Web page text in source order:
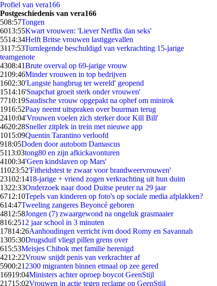
Profiel van vera166
Postgeschiedenis van vera166
508:57Tongen
6013:55Kwart vrouwen: 'Liever Netflix dan seks'
5514:34Helft Britse vrouwen lastiggevallen
3117:53Turnlegende beschuldigd van verkrachting 15-jarige
teamgenote
4308:41Brute overval op 69-jarige vrouw
2109:46Minder vrouwen in top bedrijven
1602:30'Langste hangbrug ter wereld' geopend
1514:16'Snapchat groeit sterk onder vrouwen'
7710:19Saudische vrouw opgepakt na ophef om minirok
1916:52Paay neemt uitspraken over buurman terug
2410:04'Vrouwen voelen zich sterker door Kill Bill'
4620:28Sneller zitplek in trein met nieuwe app
1015:09Quentin Tarantino verloofd
918:05Doden door autobom Damascus
5113:03tong80 en zijn afkickavonturen
4100:34'Geen kindslaven op Mars'
11023:52'Fitheidstest te zwaar voor brandweervrouwen'
23102:1418-jarige + vriend zogen verkrachting uit hun duim
1322:33Onderzoek naar dood Duitse peuter na 29 jaar
6712:10Tepels van kinderen op foto's op sociale media afplakken?
614:47Tweeling zangeres Beyoncé geboren
4812:58Jongen (7) zwaargewond na ongeluk grasmaaier
816:2512 jaar school in 3 minuten
17814:26Aanhoudingen verricht ivm dood Romy en Savannah
1305:30Drugsduif vliegt pillen grens over
615:53Meisjes Chibok met familie herenigd
4212:22Vrouw snijdt penis van verkrachter af
5900:21 2300 migranten binnen etmaal op zee gered
16919:04Ministers achter oproep boycot GeenStijl
21715:02Vrouwen in actie tegen reclame op GeenStijl